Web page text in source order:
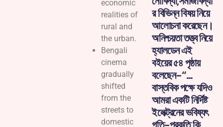
economic
realities of
rural and
the urban.
Bengali
cinema
gradually
shifted
from the
streets to
domestic
র বিভিন্ন বিষয় নিয়ে
আলোচনা করেছেন।
অনিশ্চয়তা তত্ত্ব নিয়ে
হ্যালডেন এই
বইয়ের ৫৪ পৃষ্ঠায়
বলেছেন-“…
বাস্তবিক পক্ষে যদিও
আমরা একটি নির্দিষ্ট
ইলেক্ট্রনের ভবিষ্যৎ